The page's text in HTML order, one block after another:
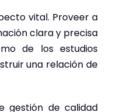
vital. Proveer a
clara y precisa
de los estudios
una relación de
gestión de calidad